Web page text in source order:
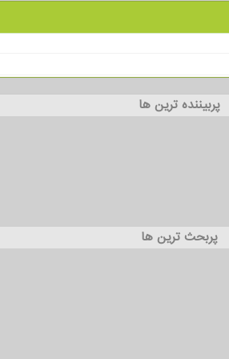
پربیننده ترین ها
پربحث ترین ها